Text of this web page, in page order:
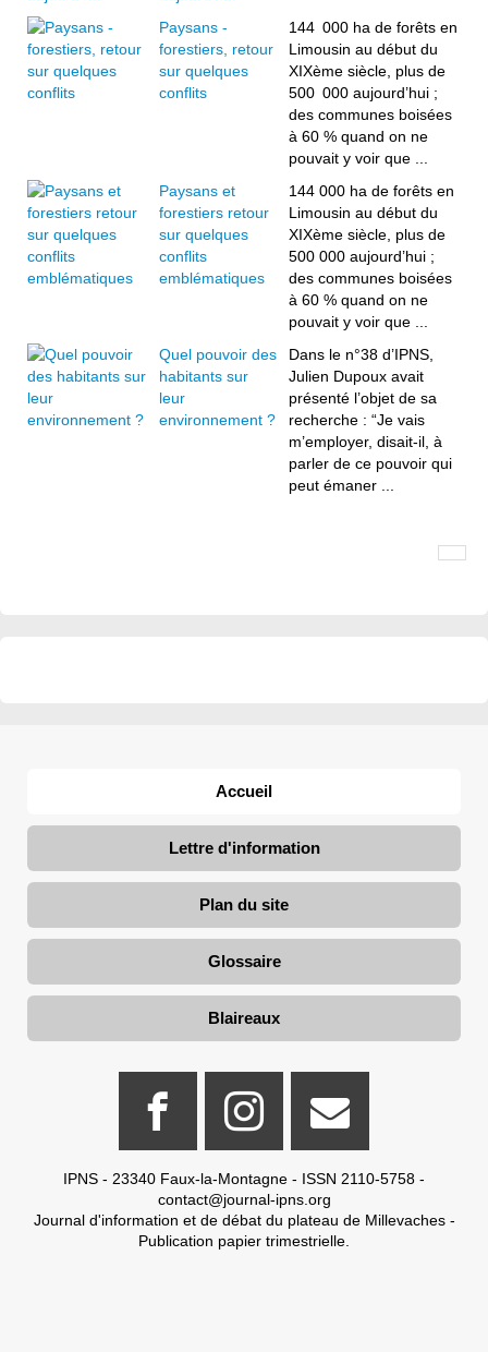
Paysans -
forestiers, retour
sur quelques
conflits
144 000 ha de forêts en
Limousin au début du
XIXème siècle, plus de
500 000 aujourd’hui ;
des communes boisées
à 60 % quand on ne
pouvait y voir que ...
Paysans et
forestiers retour
sur quelques
conflits
emblématiques
144 000 ha de forêts en
Limousin au début du
XIXème siècle, plus de
500 000 aujourd’hui ;
des communes boisées
à 60 % quand on ne
pouvait y voir que ...
Quel pouvoir des
habitants sur
leur
environnement ?
Dans le n°38 d’IPNS,
Julien Dupoux avait
présenté l’objet de sa
recherche : “Je vais
m’employer, disait-il, à
parler de ce pouvoir qui
peut émaner ...
Accueil
Lettre d'information
Plan du site
Glossaire
Blaireaux
IPNS - 23340 Faux-la-Montagne - ISSN 2110-5758 -
contact@journal-ipns.org
Journal d'information et de débat du plateau de Millevaches -
Publication papier trimestrielle.